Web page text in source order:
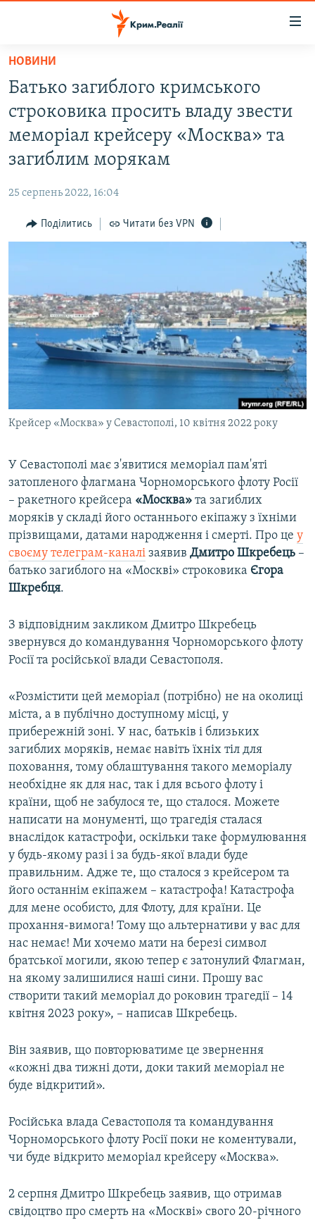
Перейти
основного
матеріалу
Перейти
до
основної
Перейти
пошуку
ВІДЕО ТА ФОТО
ПОЛІТИКА
ПОГЛЯД
ІНТЕРВ'Ю
ДЕПОРТАЦІЯ
ВІДЕОУРОКИ «ELIFBE»
СВІДЧЕННЯ ОКУПАЦІЇ
УКРАЇНСЬКА ПРОБЛЕМА КРИМУ
ЯК ОБІЙТИ БЛОКУВАННЯ
Русский
Qırımtatar
Усі сайти RFE/RL
НОВИНИ
Батько загиблого кримського
строковика просить владу звести
меморіал крейсеру «Москва» та
загиблим морякам
25 серпень 2022, 16:04
Поділитись Читати без VPN
Крейсер «Москва» у Севастополі, 10 квітня 2022 року
У Севастополі має з'явитися меморіал пам'яті
затопленого флагмана Чорноморського флоту Росії
– ракетного крейсера «Москва» та загиблих
моряків у складі його останнього екіпажу з їхніми
прізвищами, датами народження і смерті. Про це у
своєму телеграм-каналі заявив Дмитро Шкребець –
батько загиблого на «Москві» строковика Єгора
Шкребця.
З відповідним закликом Дмитро Шкребець
звернувся до командування Чорноморського флоту
Росії та російської влади Севастополя.
«Розмістити цей меморіал (потрібно) не на околиці
міста, а в публічно доступному місці, у
прибережній зоні. У нас, батьків і близьких
загиблих моряків, немає навіть їхніх тіл для
поховання, тому облаштування такого меморіалу
необхідне як для нас, так і для всього флоту і
країни, щоб не забулося те, що сталося. Можете
написати на монументі, що трагедія сталася
внаслідок катастрофи, оскільки таке формулювання
у будь-якому разі і за будь-якої влади буде
правильним. Адже те, що сталося з крейсером та
його останнім екіпажем – катастрофа! Катастрофа
для мене особисто, для Флоту, для країни. Це
прохання-вимога! Тому що альтернативи у вас для
нас немає! Ми хочемо мати на березі символ
братської могили, якою тепер є затонулий Флагман,
на якому залишилися наші сини. Прошу вас
створити такий меморіал до роковин трагедії – 14
квітня 2023 року», – написав Шкребець.
Він заявив, що повторюватиме це звернення
«кожні два тижні доти, доки такий меморіал не
буде відкритий».
Російська влада Севастополя та командування
Чорноморського флоту Росії поки не коментували,
чи буде відкрито меморіал крейсеру «Москва».
2 серпня Дмитро Шкребець заявив, що отримав
свідоцтво про смерть на «Москві» свого 20-річного